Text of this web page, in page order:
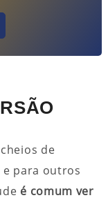
de
para outros
é comum ver